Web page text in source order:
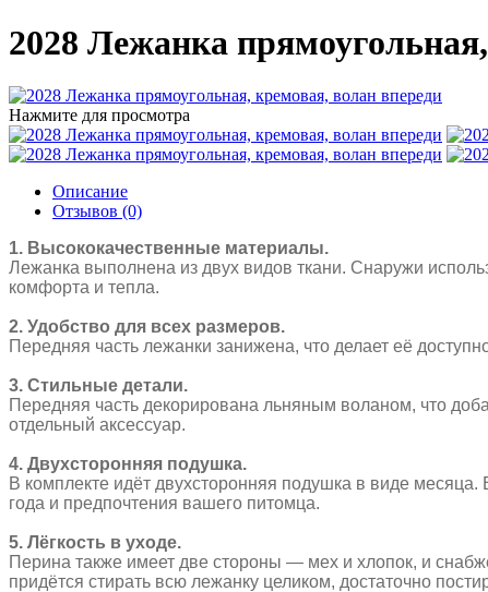
2028 Лежанка
Нажмите для просмотра
Описание
Отзывов (0)
1. Высококачественные материалы.
Лежанка выполнена из двух видов ткани. Снаружи
комфорта и тепла.
2. Удобство для всех размеров.
Передняя часть лежанки занижена, что делает её
3. Стильные детали.
Передняя часть декорирована льняным воланом, что
отдельный аксессуар.
4. Двухсторонняя подушка.
В комплекте идёт двухсторонняя подушка в виде
года и предпочтения вашего питомца.
5. Лёгкость в уходе.
Перина также имеет две стороны — мех и хлопок, и
придётся стирать всю лежанку целиком, достаточно